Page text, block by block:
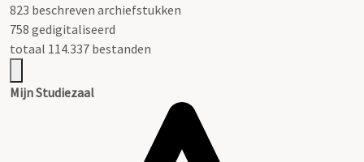
823 beschreven archiefstukken
758 gedigitaliseerd
totaal 114.337 bestanden
Mijn Studiezaal